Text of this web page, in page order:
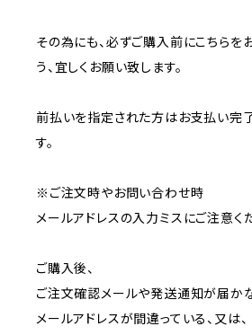
その為にも、必ずご購入前にこちらを
う、宜しくお願い致します。
前払いを指定された方はお支払い完
す。
※ご注文時やお問い合わせ時
メールアドレスの入力ミスにご注意く
ご購入後、
ご注文確認メールや発送通知が届か
メールアドレスが間違っている、又は、